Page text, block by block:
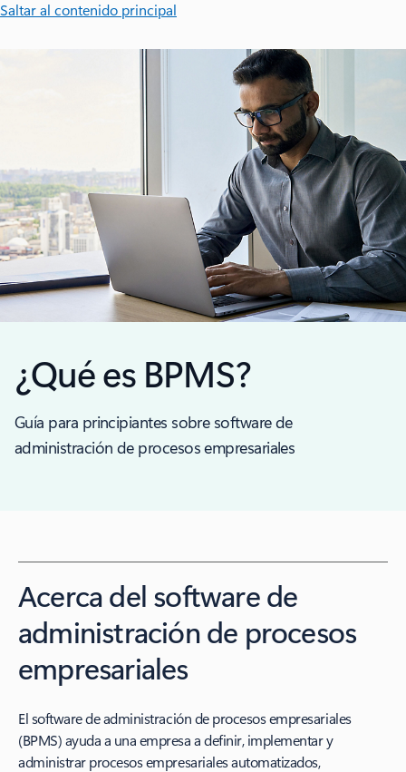
Saltar al contenido principal
¿Qué es BPMS?
Guía para principiantes sobre software de
administración de procesos empresariales
Acerca del software de
administración de procesos
empresariales
El software de administración de procesos empresariales
(BPMS) ayuda a una empresa a definir, implementar y
administrar procesos empresariales automatizados,